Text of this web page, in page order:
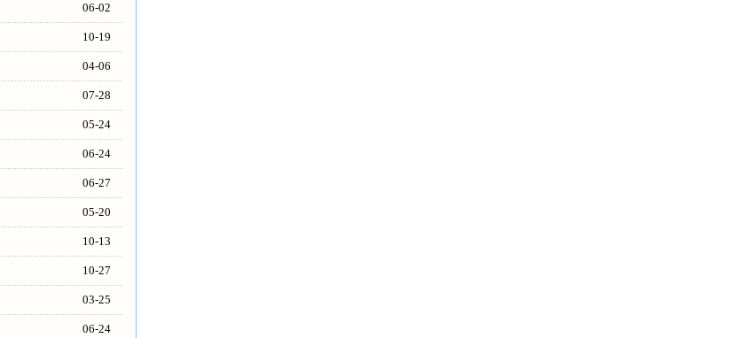
06-02
10-19
04-06
07-28
05-24
06-24
06-27
05-20
10-13
10-27
03-25
06-24